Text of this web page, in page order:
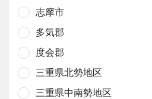
志摩市
多気郡
度会郡
三重県北勢地区
三重県中南勢地区